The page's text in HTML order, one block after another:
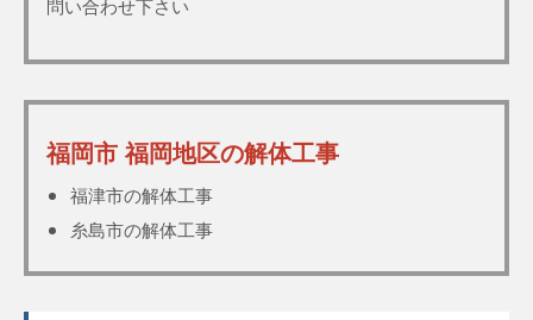
問い合わせ下さい
福岡市 福岡地区の解体工事
福津市の解体工事
糸島市の解体工事